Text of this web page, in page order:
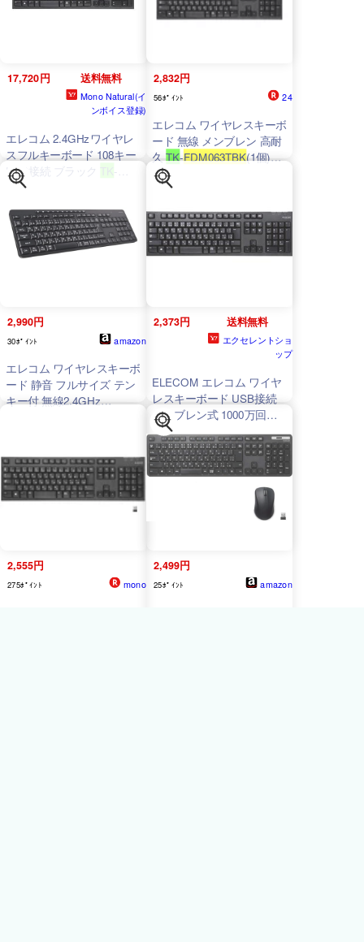
17,720円 送料無料
Mono Natural(イ
ンボイス登録)
エレコム 2.4GHzワイヤレ
スフルキーボード 108キー
USB接続 ブラック TK-
FDM063TBK
2,832円
56ﾎﾟｲﾝﾄ 24
エレコム ワイヤレスキーボ
ード 無線 メンブレン 高耐
久TK-FDM063TBK(1個)
【エレコム(ELECOM)】
2,990円
30ﾎﾟｲﾝﾄ amazon
エレコム ワイヤレスキーボ
ード 静音 フルサイズ テン
キー付 無線2.4GHz
QT11FDMABK
2,373円 送料無料
エクセレントショ
ップ
ELECOM エレコム ワイヤ
レスキーボード USB接続
メンブレン式 1000万回高
耐久 ブラック PlayStation3
対応TK-FDM063TBK
2,555円
275ﾎﾟｲﾝﾄ mono
2,499円
25ﾎﾟｲﾝﾄ amazon